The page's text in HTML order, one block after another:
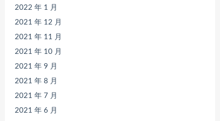
2022 年 1 月
2021 年 12 月
2021 年 11 月
2021 年 10 月
2021 年 9 月
2021 年 8 月
2021 年 7 月
2021 年 6 月